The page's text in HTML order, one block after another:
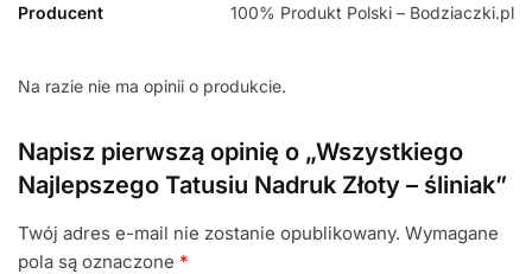
Producent 100% Produkt Polski – Bodziaczki.pl
Na razie nie ma opinii o produkcie.
Napisz pierwszą opinię o „Wszystkiego
Najlepszego Tatusiu Nadruk Złoty – śliniak”
Twój adres e-mail nie zostanie opublikowany. Wymagane
pola są oznaczone *